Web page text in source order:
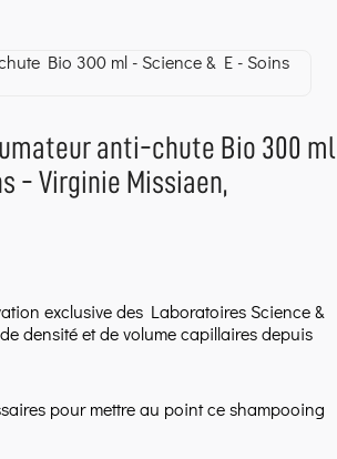
anti-chute Bio 300 ml
- Virginie Missiaen,
exclusive des Laboratoires Science &
densité et de volume capillaires depuis
pour mettre au point ce shampooing